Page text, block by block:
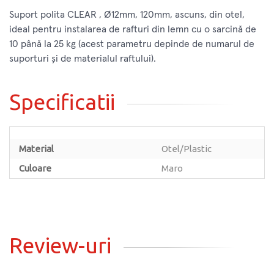
Suport polita CLEAR , Ø12mm, 120mm, ascuns, din otel,
ideal pentru instalarea de rafturi din lemn cu o sarcină de
10 până la 25 kg (acest parametru depinde de numarul de
suporturi și de materialul raftului).
Specificatii
Material
Otel/Plastic
Culoare
Maro
Review-uri